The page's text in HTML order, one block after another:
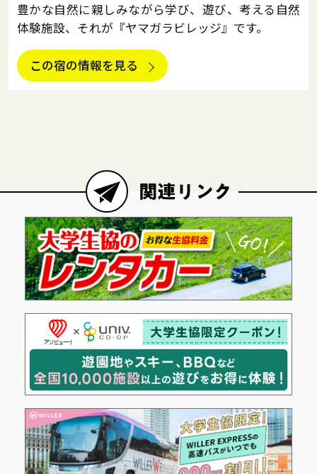
豊かな自然に親しみながら学び、遊び、考える自然
体験施設、それが『ヤマガラビレッジ』です。
この宿の情報を見る